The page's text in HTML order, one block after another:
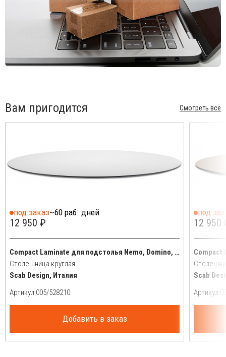
Вам пригодится Смотреть все
под заказ~60 раб. дней
12 950 ₽
Compact Laminate для подстолья Nemo, Domino, Tiffany, Cross
Столешница круглая
Scab Design, Италия
Артикул:
Добавить в заказ
под
12 950
Scab
Артикул: